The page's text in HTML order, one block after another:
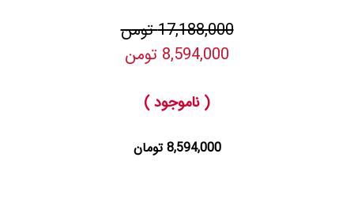
17,188,000 تومن
8,594,000 تومن
( ناموجود )
8,594,000 تومان